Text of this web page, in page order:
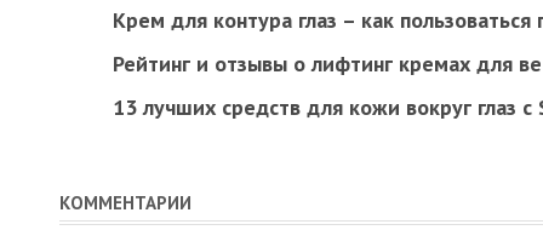
Крем для контура глаз – как пользоваться
Рейтинг и отзывы о лифтинг кремах для
13 лучших средств для кожи вокруг глаз с
КОММЕНТАРИИ